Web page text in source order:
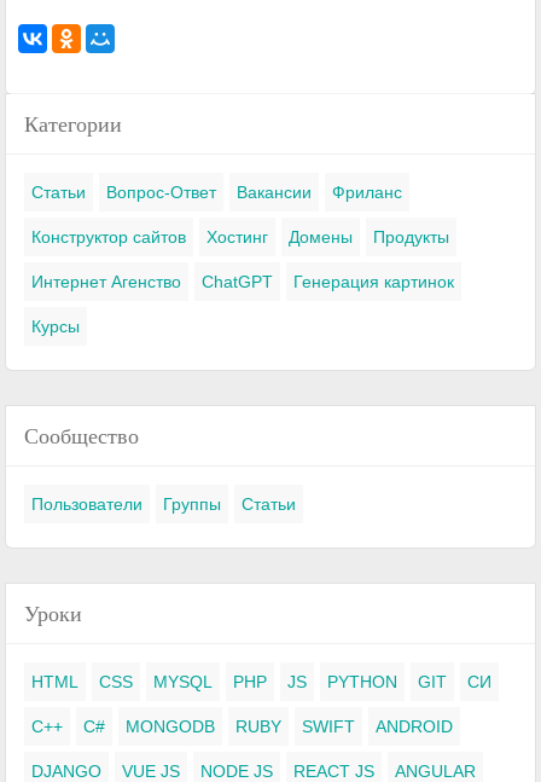
Категории
Статьи Вопрос-Ответ Вакансии Фриланс
Конструктор сайтов Хостинг Домены Продукты
Интернет Агенство ChatGPT Генерация картинок
Курсы
Сообщество
Пользователи Группы Статьи
Уроки
HTML CSS MYSQL PHP JS PYTHON GIT СИ
C++ C# MONGODB RUBY SWIFT ANDROID
DJANGO VUE JS NODE JS REACT JS ANGULAR